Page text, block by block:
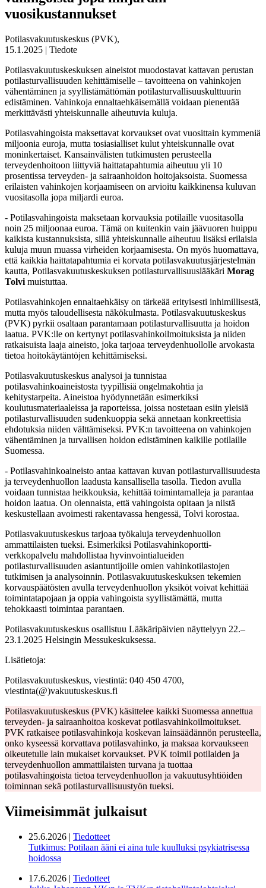
vuosikustannukset
Potilasvakuutuskeskus (PVK),
15.1.2025 | Tiedote
Potilasvakuutuskeskuksen aineistot muodostavat kattavan perustan
potilasturvallisuuden kehittämiselle – tavoitteena on vahinkojen
vähentäminen ja syyllistämättömän potilasturvallisuuskulttuurin
edistäminen. Vahinkoja ennaltaehkäisemällä voidaan pienentää
merkittävästi yhteiskunnalle aiheutuvia kuluja.
Potilasvahingoista maksettavat korvaukset ovat vuosittain kymmeniä
miljoonia euroja, mutta tosiasialliset kulut yhteiskunnalle ovat
moninkertaiset. Kansainvälisten tutkimusten perusteella
terveydenhoitoon liittyviä haittatapahtumia aiheutuu yli 10
prosentissa terveyden- ja sairaanhoidon hoitojaksoista. Suomessa
erilaisten vahinkojen korjaamiseen on arvioitu kaikkinensa kuluvan
vuositasolla jopa miljardi euroa.
- Potilasvahingoista maksetaan korvauksia potilaille vuositasolla
noin 25 miljoonaa euroa. Tämä on kuitenkin vain jäävuoren huippu
kaikista kustannuksista, sillä yhteiskunnalle aiheutuu lisäksi erilaisia
kuluja muun muassa virheiden korjaamisesta. On myös huomattava,
että kaikkia haittatapahtumia ei korvata potilasvakuutusjärjestelmän
kautta, Potilasvakuutuskeskuksen potilasturvallisuuslääkäri Morag
Tolvi muistuttaa.
Potilasvahinkojen ennaltaehkäisy on tärkeää erityisesti inhimillisestä,
mutta myös taloudellisesta näkökulmasta. Potilasvakuutuskeskus
(PVK) pyrkii osaltaan parantamaan potilasturvallisuutta ja hoidon
laatua. PVK:lle on kertynyt potilasvahinkoilmoituksista ja niiden
ratkaisuista laaja aineisto, joka tarjoaa terveydenhuollolle arvokasta
tietoa hoitokäytäntöjen kehittämiseksi.
Potilasvakuutuskeskus analysoi ja tunnistaa
potilasvahinkoaineistosta tyypillisiä ongelmakohtia ja
kehitystarpeita. Aineistoa hyödynnetään esimerkiksi
koulutusmateriaaleissa ja raporteissa, joissa nostetaan esiin yleisiä
potilasturvallisuuden sudenkuoppia sekä annetaan konkreettisia
ehdotuksia niiden välttämiseksi. PVK:n tavoitteena on vahinkojen
vähentäminen ja turvallisen hoidon edistäminen kaikille potilaille
Suomessa.
- Potilasvahinkoaineisto antaa kattavan kuvan potilasturvallisuudesta
ja terveydenhuollon laadusta kansallisella tasolla. Tiedon avulla
voidaan tunnistaa heikkouksia, kehittää toimintamalleja ja parantaa
hoidon laatua. On olennaista, että vahingoista opitaan ja niistä
keskustellaan avoimesti rakentavassa hengessä, Tolvi korostaa.
Potilasvakuutuskeskus tarjoaa työkaluja terveydenhuollon
ammattilaisten tueksi. Esimerkiksi Potilasvahinkoportti-
verkkopalvelu mahdollistaa hyvinvointialueiden
potilasturvallisuuden asiantuntijoille omien vahinkotilastojen
tutkimisen ja analysoinnin. Potilasvakuutuskeskuksen tekemien
korvauspäätösten avulla terveydenhuollon yksiköt voivat kehittää
toimintatapojaan ja oppia vahingoista syyllistämättä, mutta
tehokkaasti toimintaa parantaen.
Potilasvakuutuskeskus osallistuu Lääkäripäivien näyttelyyn 22.–
23.1.2025 Helsingin Messukeskuksessa.
Lisätietoja:
Potilasvakuutuskeskus, viestintä: 040 450 4700,
viestinta(@)vakuutuskeskus.fi
Potilasvakuutuskeskus (PVK) käsittelee kaikki Suomessa annettua
terveyden- ja sairaanhoitoa koskevat potilasvahinkoilmoitukset.
PVK ratkaisee potilasvahinkoja koskevan lainsäädännön perusteella,
onko kyseessä korvattava potilasvahinko, ja maksaa korvaukseen
oikeutetulle lain mukaiset korvaukset. PVK toimii potilaiden ja
terveydenhuollon ammattilaisten turvana ja tuottaa
potilasvahingoista tietoa terveydenhuollon ja vakuutusyhtiöiden
toiminnan sekä potilasturvallisuustyön tueksi.
Viimeisimmät julkaisut
25.6.2026 | Tiedotteet
Tutkimus: Potilaan ääni ei aina tule kuulluksi psykiatrisessa
hoidossa
17.6.2026 | Tiedotteet